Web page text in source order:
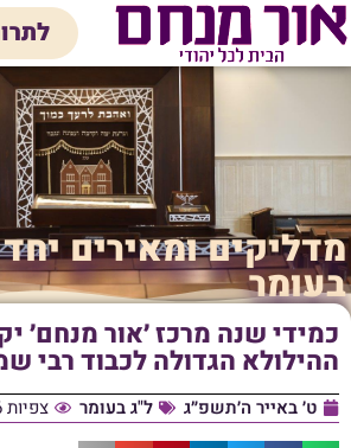
לתוכן
מדליקים ומאירים
בעומר
כמידי שנה מרכז ׳אור מנחם׳
ההילולא הגדולה לכבוד רבי
ט׳ באייר ה׳תשפ״ג ל"ג בעומר צפיות 4,896